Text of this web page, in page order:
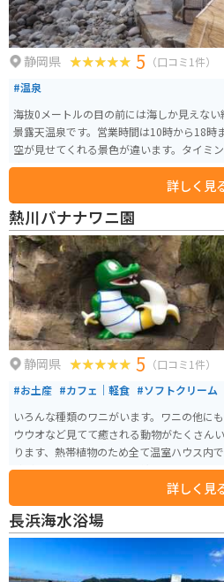
静岡県 5 （口コミ1件）
#温泉
海抜0メートルの目の前には海しか見えな
景露天温泉です。営業時間は10時から18時
空が見せてくれる景色が違います。タイミ
楽しめるスポットとなっています。
詳しく見
熱川バナナワニ園
静岡県 5 （口コミ1件）
#お土産 #カフェ｜軽食 #ソフトクリーム
いろんな種類のワニがいます。ワニの他に
ウウオなど見てて癒される動物がたくさん
ります、熱帯植物のため全て温室ハウス内
池が設置されておりとても綺麗です。他に
た。売られているスイーツにはバナナが使
マスコットであるワニのお土産グッズも絶
少し時間のある際の暇つぶしとしてピッタリ
詳しく見
長浜海水浴場